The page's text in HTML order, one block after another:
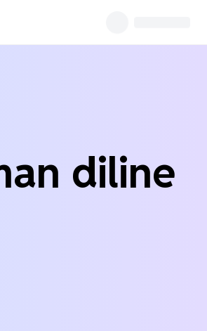
diline